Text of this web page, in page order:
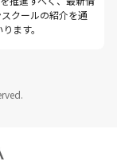
クールの紹介を通
ます。